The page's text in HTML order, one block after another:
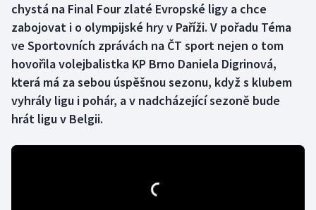
Box
Curling
Dostihy
Florbal
Futsal
chystá na Final Four zlaté Evropské ligy a chce
zabojovat i o olympijské hry v Paříži. V pořadu Téma
ve Sportovních zprávách na ČT sport nejen o tom
hovořila volejbalistka KP Brno Daniela Digrinová,
která má za sebou úspěšnou sezonu, když s klubem
vyhrály ligu i pohár, a v nadcházející sezoně bude
hrát ligu v Belgii.